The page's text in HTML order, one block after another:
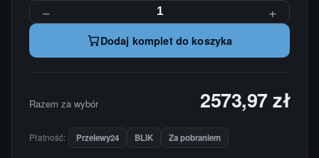
− +
Dodaj komplet do koszyka
Razem za wybór 2573,97 zł
Płatność: Przelewy24 BLIK Za pobraniem